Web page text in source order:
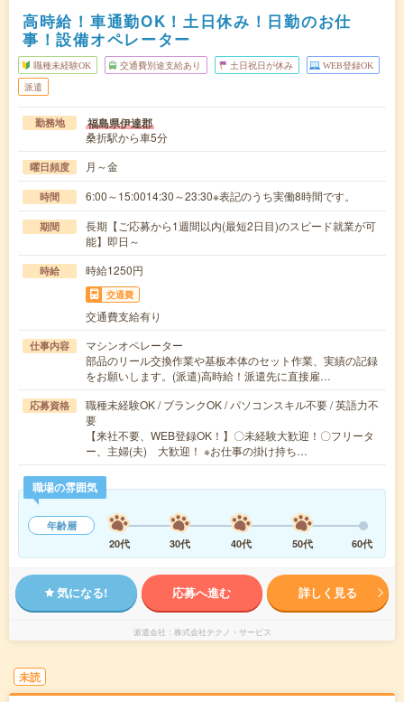
高時給！車通勤OK！土日休み！日勤のお仕
事！設備オペレーター
職種未経験OK 交通費別途支給あり 土日祝日が休み WEB登録OK
派遣
勤務地 福島県伊達郡
桑折駅から車5分
曜日頻度 月～金
時間 6:00～15:0014:30～23:30※表記のうち実働8時間です。
期間
長期【ご応募から1週間以内(最短2日目)のスピード就業が可
能】即日～
時給 時給1250円
交通費
交通費支給有り
仕事内容
マシンオペレーター
部品のリール交換作業や基板本体のセット作業、実績の記録
をお願いします。(派遣)高時給！派遣先に直接雇…
応募資格
職種未経験OK / ブランクOK / パソコンスキル不要 / 英語力不
要
【来社不要、WEB登録OK！】〇未経験大歓迎！〇フリータ
ー、主婦(夫) 大歓迎！ ※お仕事の掛け持ち…
職場の雰囲気
年齢層
20代
30代 40代 50代 60代
気になる! 応募へ進む 詳しく見る
派遣会社 株式会社テクノ・サービス
未読